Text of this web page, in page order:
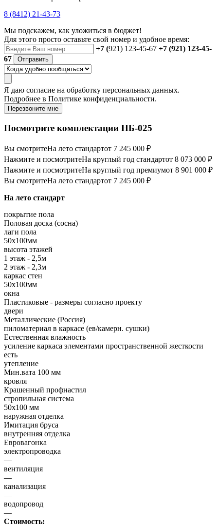
8 (8412) 21-43-73
Мы подскажем, как уложиться в бюджет!
Для этого просто оставьте свой номер и удобное время:
+7 (921) 123-45-67 +7 (921) 123-45-
67
Отправить
Я даю согласие на обработку персональных данных.
Подробнее в Политике конфиденциальности.
Перезвоните мне
Посмотрите комплектации НБ-025
Вы смотритеНа лето стандартот 7 245 000 ₽
Нажмите и посмотритеНа круглый год стандартот 8 073 000 ₽
Нажмите и посмотритеНа круглый год премиумот 8 901 000 ₽
Вы смотритеНа лето стандартот 7 245 000 ₽
На лето стандарт
покрытие пола
Половая доска (сосна)
лаги пола
50х100мм
высота этажей
1 этаж - 2,5м
2 этаж - 2,3м
каркас стен
50х100мм
окна
Пластиковые - размеры согласно проекту
двери
Металлические (Россия)
пиломатериал в каркасе (ев/камерн. сушки)
Естественная влажность
усиление каркаса элементами пространственной жесткости
есть
утепление
Мин.вата 100 мм
кровля
Крашенный профнастил
стропильная система
50х100 мм
наружная отделка
Имитация бруса
внутренняя отделка
Евровагонка
электропроводка
—
вентиляция
—
канализация
—
водопровод
—
Стоимость: